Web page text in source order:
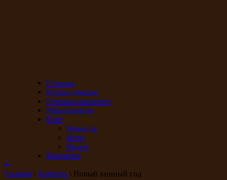
Главная
Курсы сомелье
Открыть винотеку
Мероприятия
Блог
Новости
Фото
Видео
Контакты
Главная \ Новости \ Новый винный год